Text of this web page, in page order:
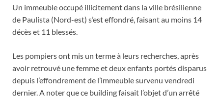
Un immeuble occupé illicitement dans la ville brésilienne
de Paulista (Nord-est) s’est effondré, faisant au moins 14
décès et 11 blessés.
Les pompiers ont mis un terme à leurs recherches, après
avoir retrouvé une femme et deux enfants portés disparus
depuis l’effondrement de l’immeuble survenu vendredi
dernier. A noter que ce building faisait l’objet d’un arrêté